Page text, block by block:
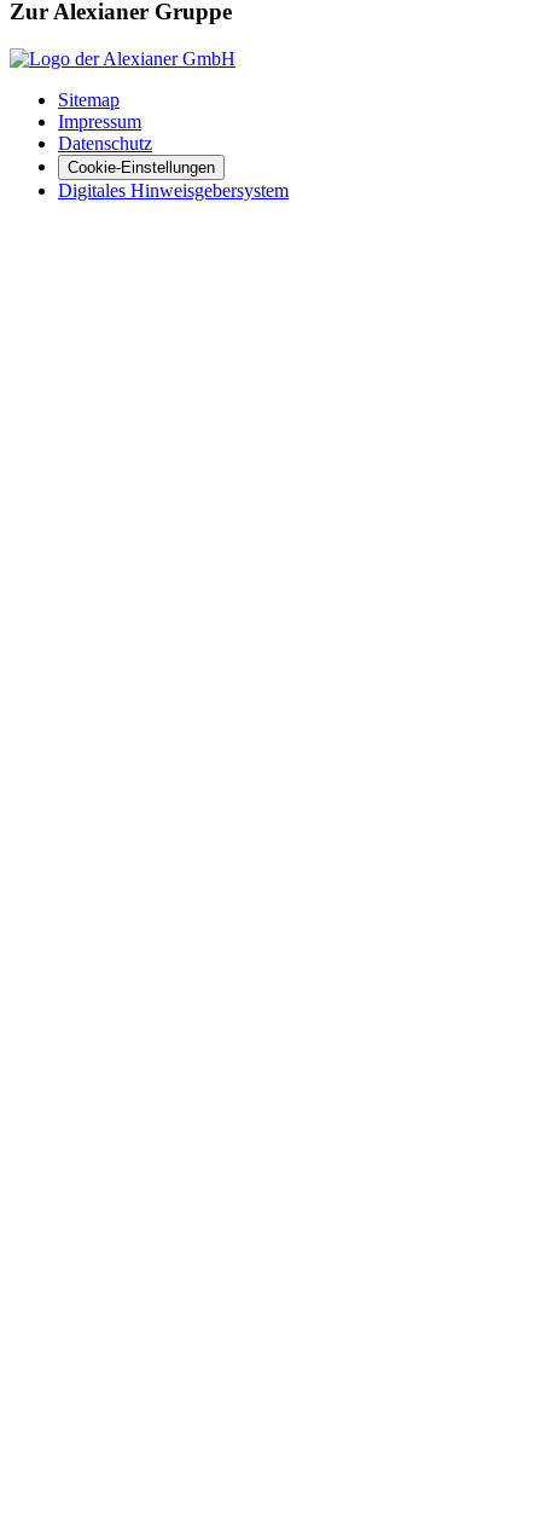
Zur Alexianer Gruppe
Sitemap
Impressum
Datenschutz
Cookie-Einstellungen
Digitales Hinweisgebersystem